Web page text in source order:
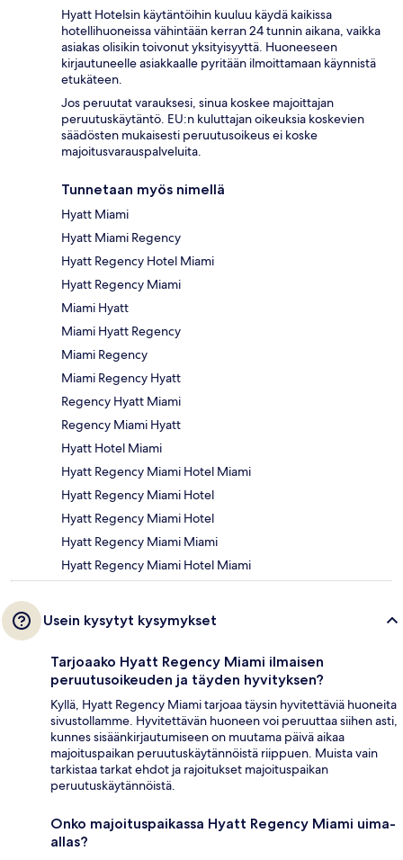
Hyatt Hotelsin käytäntöihin kuuluu käydä kaikissa
hotellihuoneissa vähintään kerran 24 tunnin aikana, vaikka
asiakas olisikin toivonut yksityisyyttä. Huoneeseen
kirjautuneelle asiakkaalle pyritään ilmoittamaan käynnistä
etukäteen.
Jos peruutat varauksesi, sinua koskee majoittajan
peruutuskäytäntö. EU:n kuluttajan oikeuksia koskevien
säädösten mukaisesti peruutusoikeus ei koske
majoitusvarauspalveluita.
Tunnetaan myös nimellä
Hyatt Miami
Hyatt Miami Regency
Hyatt Regency Hotel Miami
Hyatt Regency Miami
Miami Hyatt
Miami Hyatt Regency
Miami Regency
Miami Regency Hyatt
Regency Hyatt Miami
Regency Miami Hyatt
Hyatt Hotel Miami
Hyatt Regency Miami Hotel Miami
Hyatt Regency Miami Hotel
Hyatt Regency Miami Hotel
Hyatt Regency Miami Miami
Hyatt Regency Miami Hotel Miami
Usein kysytyt kysymykset
Tarjoaako Hyatt Regency Miami ilmaisen
peruutusoikeuden ja täyden hyvityksen?
Kyllä, Hyatt Regency Miami tarjoaa täysin hyvitettäviä huoneita
sivustollamme. Hyvitettävän huoneen voi peruuttaa siihen asti,
kunnes sisäänkirjautumiseen on muutama päivä aikaa
majoituspaikan peruutuskäytännöistä riippuen. Muista vain
tarkistaa tarkat ehdot ja rajoitukset majoituspaikan
peruutuskäytännöistä.
Onko majoituspaikassa Hyatt Regency Miami uima-
allas?